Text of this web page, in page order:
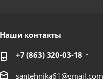
Наши контакты
+7 (863) 320-03-18
santehnika61@gmail.com